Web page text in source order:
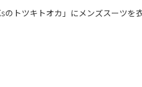
トツキトオカ」にメンズスーツを